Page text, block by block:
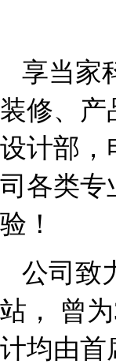
享当家
装修、产
设计部，
司各类专
验！
公司致
站， 曾
计均由首